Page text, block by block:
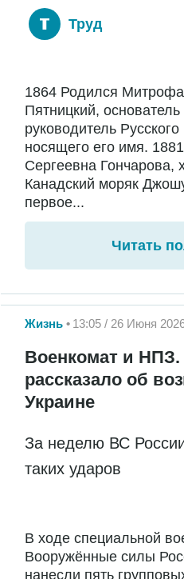
Труд
1864 Родился
Пятницкий,
руководитель
носящего его имя.
Сергеевна Гончарова,
Канадский моряк
первое...
Читать
Жизнь 13:05 / 26 Июня
Военкомат и
рассказало об
Украине
За неделю ВС
таких ударов
В ходе специальной
Вооружённые силы
нанесли пять